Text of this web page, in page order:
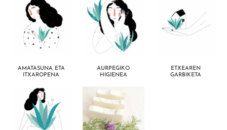
AMATASUNA ETA
ITXAROPENA
AURPEGIKO
HIGIENEA
ETXEAREN
GARBIKETA